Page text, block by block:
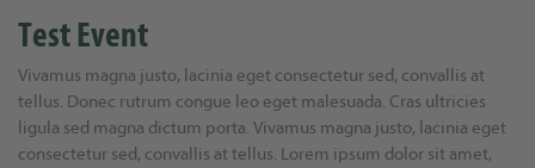
Test Event
Vivamus magna justo, lacinia eget consectetur sed, convallis at
tellus. Donec rutrum congue leo eget malesuada. Cras ultricies
ligula sed magna dictum porta. Vivamus magna justo, lacinia eget
consectetur sed, convallis at tellus. Lorem ipsum dolor sit amet,